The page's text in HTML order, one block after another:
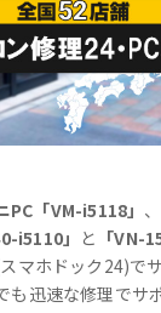
PC「VM-i5118」
i5110」 と 「VN-
マホドック24)で
迅速な修理でサ